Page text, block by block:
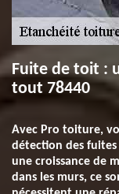
Fuite de toit :
tout 78440
Avec Pro toiture,
détection des
une croissance de
dans les murs, ce